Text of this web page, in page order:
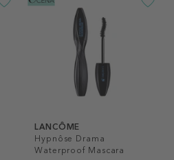
LANCÔME
Hypnôse Drama
Waterproof Mascara